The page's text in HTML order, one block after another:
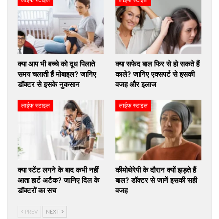
क्या आप भी बच्चे को दूध पिलाते
समय चलाती हैं मोबाइल? जानिए
डॉक्टर से इसके नुकसान
क्या सफेद बाल फिर से हो सकते हैं
काले? जानिए एक्सपर्ट से इसकी
वजह और इलाज
लाईफ स्टाइल
क्या स्टेंट लगने के बाद कभी नहीं
आता हार्ट अटैक? जानिए दिल के
डॉक्टरों का सच
लाईफ स्टाइल
कीमोथेरेपी के दौरान क्यों झड़ते हैं
बाल? डॉक्टर से जानें इसकी सही
वजह
PREV NEXT